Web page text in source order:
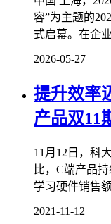
容”为主题的
式启幕。在企
2026-05-27
提升效率
产品双11
11月12日，科
比，C端产品
学习硬件销售
2021-11-12